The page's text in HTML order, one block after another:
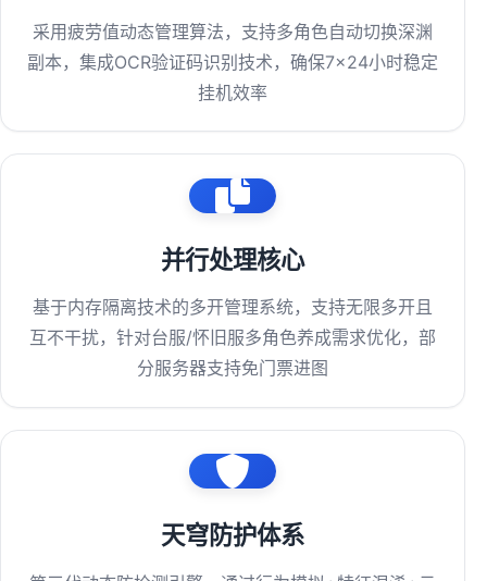
采用疲劳值动态管理算法，支持多角色自动切换深渊
副本，集成OCR验证码识别技术，确保7×24小时稳定
挂机效率
并行处理核心
基于内存隔离技术的多开管理系统，支持无限多开且
互不干扰，针对台服/怀旧服多角色养成需求优化，部
分服务器支持免门票进图
天穹防护体系